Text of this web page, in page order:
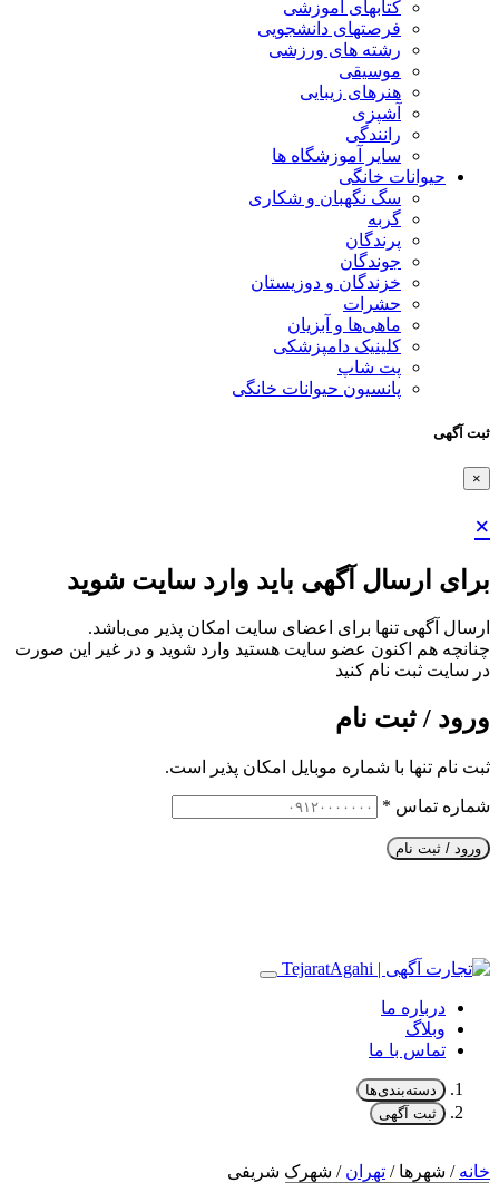
کتابهای آموزشی
فرصتهای دانشجویی
رشته های ورزشی
موسیقی
هنرهای زیبایی
آشپزی
رانندگی
سایر آموزشگاه ها
حیوانات خانگی
سگ نگهبان و شکاری
گربه
پرندگان
جوندگان
خزندگان و دوزیستان
حشرات
ماهی‌ها و آبزیان
کلینیک دامپزشکی
پت شاپ
پانسیون حیوانات خانگی
ثبت آگهی
×
×
برای ارسال آگهی باید وارد سایت شوید
ارسال آگهی تنها برای اعضای سایت امکان پذیر می‌باشد.
چنانچه هم‌ اکنون عضو سایت هستید وارد شوید و در غیر این صورت
در سایت ثبت نام کنید
ورود / ثبت نام
ثبت نام تنها با شماره موبایل امکان پذیر است.
شماره تماس *
ورود / ثبت نام
درباره ما
وبلاگ
تماس با ما
دسته‌بندی‌ها
ثبت آگهی
خانه / شهرها / تهران / شهرک شریفی